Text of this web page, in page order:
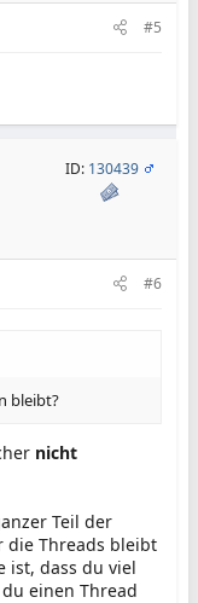
#5
ID: 130439
#6
bleibt?
nicht
Teil der
die Threads bleibt
ist, dass du viel
einen Thread